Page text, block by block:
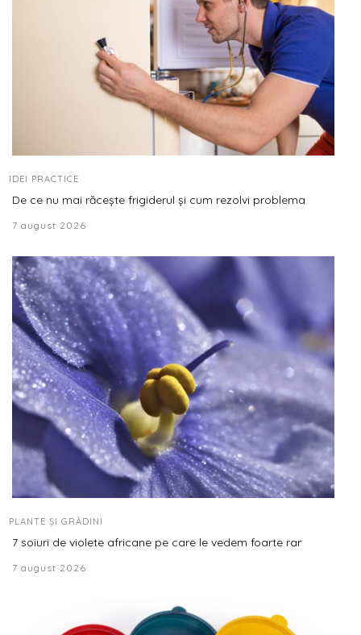
IDEI PRACTICE
De ce nu mai răcește frigiderul și cum rezolvi problema
7 august 2026
PLANTE ȘI GRĂDINI
7 soiuri de violete africane pe care le vedem foarte rar
7 august 2026